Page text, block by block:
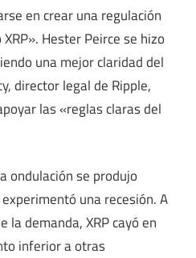
en crear una regulación
Hester Peirce se hizo
una mejor claridad del
director legal de Ripple,
las «reglas claras del
ondulación se produjo
una recesión. A
la demanda, XRP cayó en
inferior a otras